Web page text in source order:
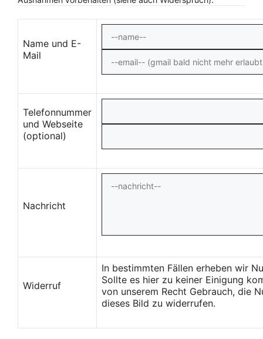
Name und E-
Mail
Telefonnummer
und Webseite
(optional)
Nachricht
Widerruf
In bestimmten Fällen erheben wir
Sollte es hier zu keiner Einigung
von unserem Recht Gebrauch, die
dieses Bild zu widerrufen.